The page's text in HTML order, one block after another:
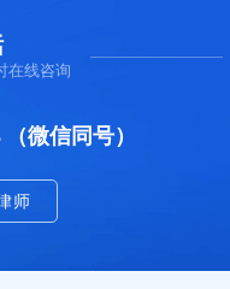
在线咨询
微信同号）
师